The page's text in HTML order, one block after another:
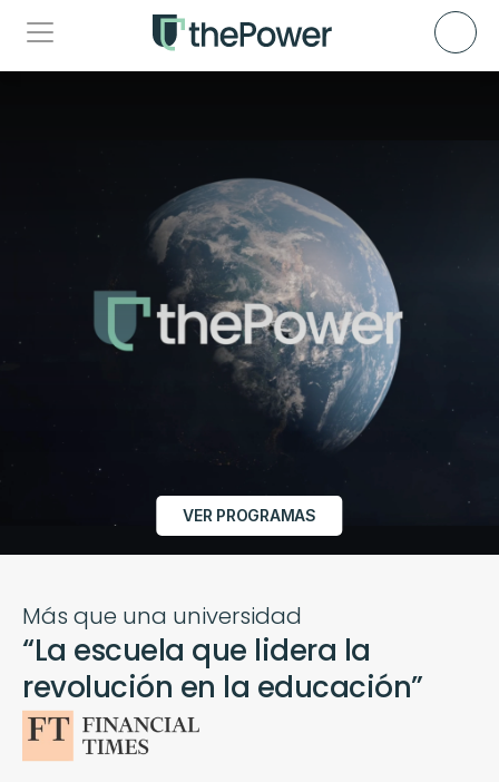
VER PROGRAMAS
Más que una universidad
“La escuela que lidera la
revolución en la educación”